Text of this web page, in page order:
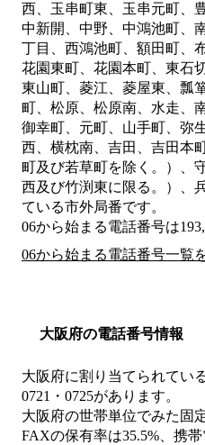
西、玉串町東、玉串元町、
中新開、中野、中鴻池町、
丁目、西鴻池町、額田町、
花園東町、花園本町、東石
東山町、菱江、菱屋東、瓢
町、松原、松原南、水走、
御幸町、元町、山手町、弥
西、横枕南、吉田、吉田本
町及び若草町を除く。）、
西及び竹渕東に限る。）、
ている市外局番です。
06から始まる電話番号は
06から始まる電話番号一覧
大阪府の電話番号情報
大阪府に割り当てられてい
0721・0725があります。
大阪府の世帯単位でみた固
FAXの保有率は35.5%、携